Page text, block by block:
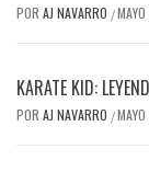
POR AJ NAVARRO /
KARATE KID:
POR AJ NAVARRO /